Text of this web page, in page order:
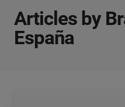
Articles by
España